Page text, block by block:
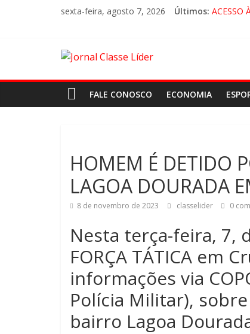
sexta-feira, agosto 7, 2026 Últimos: ACESSO
FALE CONOSCO ECONOMIA
HOMEM É DETIDO
LAGOA DOURADA
8 de novembro de 2023 classelider 0
Nesta terça-feira, 7,
FORÇA TÁTICA em
informações via
Polícia Militar),
bairro Lagoa